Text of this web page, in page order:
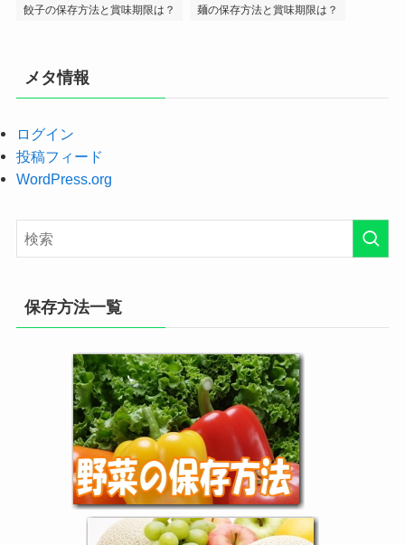
餃子の保存方法と賞味期限は？ 麺の保存方法と賞味期限は？
メタ情報
ログイン
投稿フィード
WordPress.org
保存方法一覧